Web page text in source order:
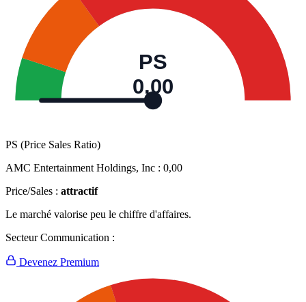
PS
0,00
PS (Price Sales Ratio)
AMC Entertainment Holdings, Inc : 0,00
Price/Sales : attractif
Le marché valorise peu le chiffre d'affaires.
Secteur Communication :
Devenez Premium